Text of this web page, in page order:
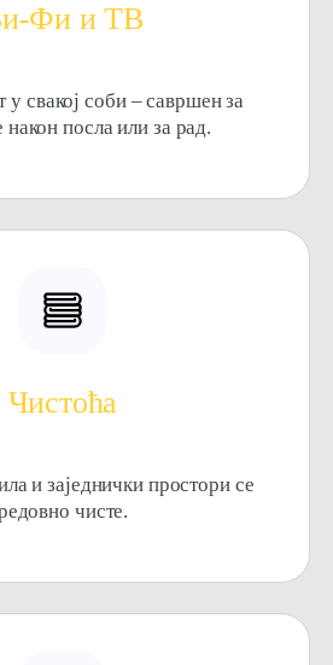
Фи и ТВ
у свакој соби – савршен за
посла или за рад.
Чистоћа
и заједнички простори се
чисте.